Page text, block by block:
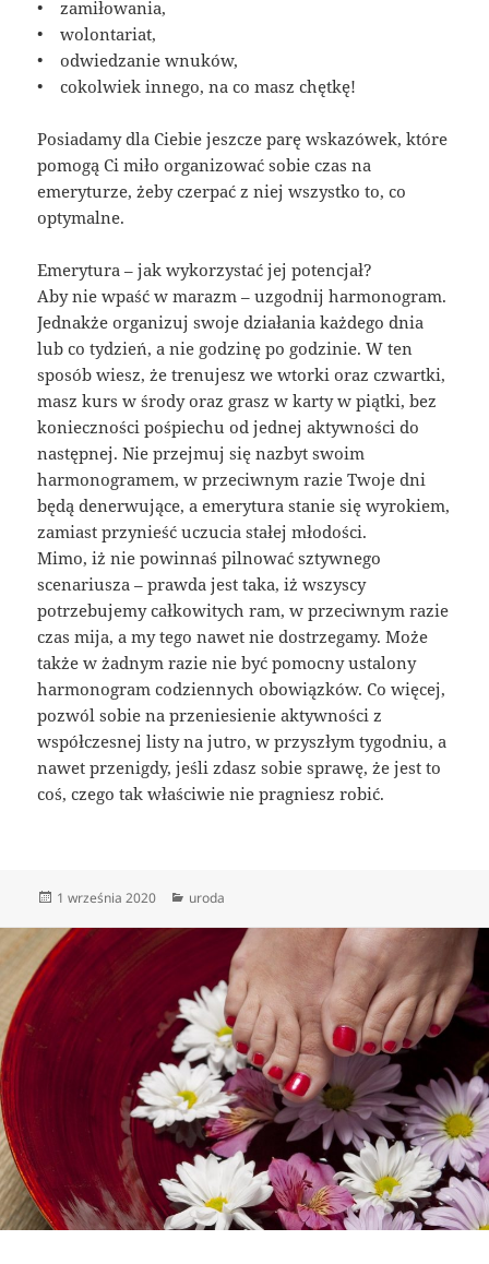
• zamiłowania,
• wolontariat,
• odwiedzanie wnuków,
• cokolwiek innego, na co masz chętkę!
Posiadamy dla Ciebie jeszcze parę wskazówek, które
pomogą Ci miło organizować sobie czas na
emeryturze, żeby czerpać z niej wszystko to, co
optymalne.
Emerytura – jak wykorzystać jej potencjał?
Aby nie wpaść w marazm – uzgodnij harmonogram.
Jednakże organizuj swoje działania każdego dnia
lub co tydzień, a nie godzinę po godzinie. W ten
sposób wiesz, że trenujesz we wtorki oraz czwartki,
masz kurs w środy oraz grasz w karty w piątki, bez
konieczności pośpiechu od jednej aktywności do
następnej. Nie przejmuj się nazbyt swoim
harmonogramem, w przeciwnym razie Twoje dni
będą denerwujące, a emerytura stanie się wyrokiem,
zamiast przynieść uczucia stałej młodości.
Mimo, iż nie powinnaś pilnować sztywnego
scenariusza – prawda jest taka, iż wszyscy
potrzebujemy całkowitych ram, w przeciwnym razie
czas mija, a my tego nawet nie dostrzegamy. Może
także w żadnym razie nie być pomocny ustalony
harmonogram codziennych obowiązków. Co więcej,
pozwól sobie na przeniesienie aktywności z
współczesnej listy na jutro, w przyszłym tygodniu, a
nawet przenigdy, jeśli zdasz sobie sprawę, że jest to
coś, czego tak właściwie nie pragniesz robić.
Data
1 września 2020 Kategorie
uroda